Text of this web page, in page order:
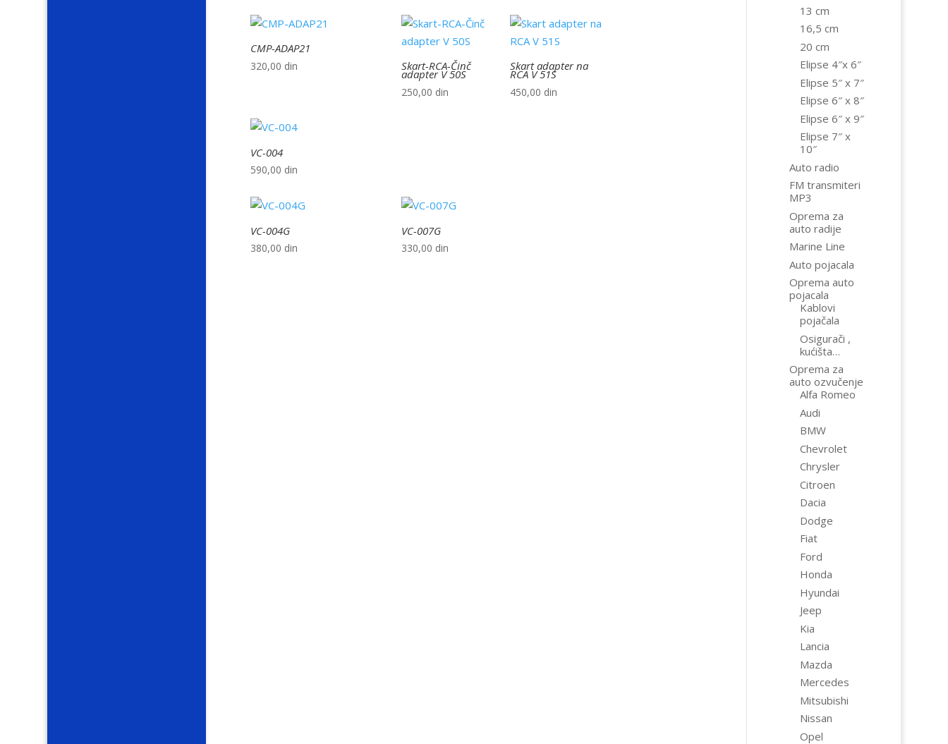
CMP-ADAP21
320,00 din Skart-RCA-Činč
adapter V 50S
250,00 din
Skart adapter na
RCA V 51S
450,00 din
VC-004
590,00 din
VC-004G
380,00 din
VC-007G
330,00 din
13 cm
16,5 cm
20 cm
Elipse 4″x 6″
Elipse 5″ x 7″
Elipse 6″ x 8″
Elipse 6″ x 9″
Elipse 7″ x
10″
Auto radio
FM transmiteri
MP3
Oprema za
auto radije
Marine Line
Auto pojacala
Oprema auto
pojacala
Kablovi
pojačala
Osigurači ,
kućišta…
Oprema za
auto ozvučenje
Alfa Romeo
Audi
BMW
Chevrolet
Chrysler
Citroen
Dacia
Dodge
Fiat
Ford
Honda
Hyundai
Jeep
Kia
Lancia
Mazda
Mercedes
Mitsubishi
Nissan
Opel